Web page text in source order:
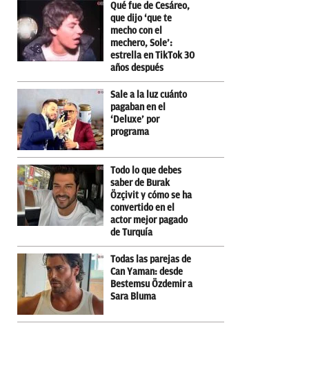
Qué fue de Cesáreo,
que dijo ‘que te
mecho con el
mechero, Sole’:
estrella en TikTok 30
años después
Sale a la luz cuánto
pagaban en el
‘Deluxe’ por
programa
Todo lo que debes
saber de Burak
Özçivit y cómo se ha
convertido en el
actor mejor pagado
de Turquía
Todas las parejas de
Can Yaman: desde
Bestemsu Özdemir a
Sara Bluma